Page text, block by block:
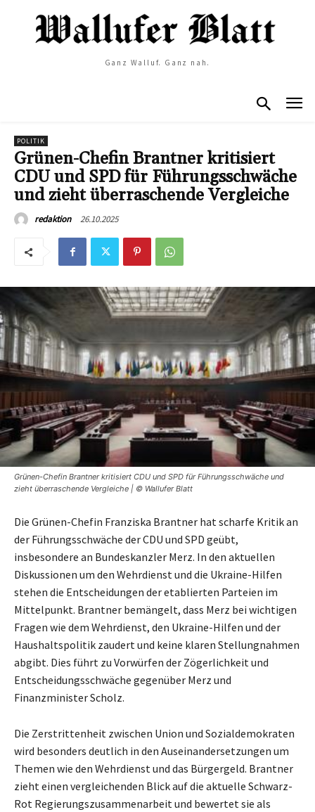
Ganz Walluf. Ganz nah.
POLITIK
Grünen-Chefin Brantner kritisiert
CDU und SPD für Führungsschwäche
und zieht überraschende Vergleiche
redaktion 26.10.2025
Grünen-Chefin Brantner kritisiert CDU und SPD für Führungsschwäche und
zieht überraschende Vergleiche | © Wallufer Blatt
Die Grünen-Chefin Franziska Brantner hat scharfe Kritik an
der Führungsschwäche der CDU und SPD geübt,
insbesondere an Bundeskanzler Merz. In den aktuellen
Diskussionen um den Wehrdienst und die Ukraine-Hilfen
stehen die Entscheidungen der etablierten Parteien im
Mittelpunkt. Brantner bemängelt, dass Merz bei wichtigen
Fragen wie dem Wehrdienst, den Ukraine-Hilfen und der
Haushaltspolitik zaudert und keine klaren Stellungnahmen
abgibt. Dies führt zu Vorwürfen der Zögerlichkeit und
Entscheidungsschwäche gegenüber Merz und
Finanzminister Scholz.
Die Zerstrittenheit zwischen Union und Sozialdemokraten
wird besonders deutlich in den Auseinandersetzungen um
Themen wie den Wehrdienst und das Bürgergeld. Brantner
zieht einen vergleichenden Blick auf die aktuelle Schwarz-
Rot Regierungszusammenarbeit und bewertet sie als